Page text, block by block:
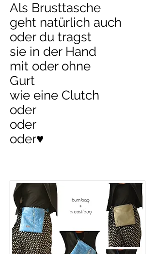
Als Brusttasche
geht natürlich auch
oder du tragst
sie in der Hand
mit oder ohne
Gurt
wie eine Clutch
oder
oder
oder♥